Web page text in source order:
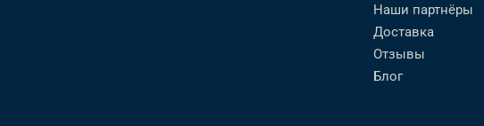
Наши партнёры
Доставка
Отзывы
Блог